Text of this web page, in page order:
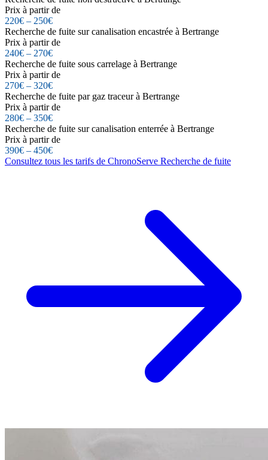
Prix à partir de
220€ – 250€
Recherche de fuite sur canalisation encastrée à Bertrange
Prix à partir de
240€ – 270€
Recherche de fuite sous carrelage à Bertrange
Prix à partir de
270€ – 320€
Recherche de fuite par gaz traceur à Bertrange
Prix à partir de
280€ – 350€
Recherche de fuite sur canalisation enterrée à Bertrange
Prix à partir de
390€ – 450€
Consultez tous les tarifs de ChronoServe Recherche de fuite